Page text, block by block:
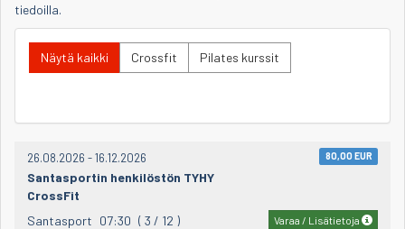
tiedoilla.
Näytä kaikki Crossfit Pilates kurssit
Santasportin henkilöstön TYHY
CrossFit
Santasport
26.08.2026 - 16.12.2026
07:30 ( 3 / 12 )
80,00 EUR
Varaa / Lisätietoja